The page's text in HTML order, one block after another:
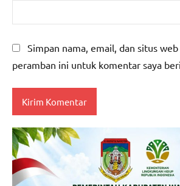
Simpan nama, email, dan situs web
peramban ini untuk komentar saya